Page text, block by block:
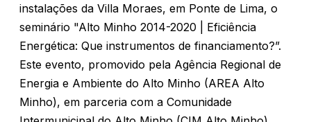
instalações da Villa Moraes, em Ponte de Lima, o
seminário "Alto Minho 2014-2020 | Eficiência
Energética: Que instrumentos de financiamento?”.
Este evento, promovido pela Agência Regional de
Energia e Ambiente do Alto Minho (AREA Alto
Minho), em parceria com a Comunidade